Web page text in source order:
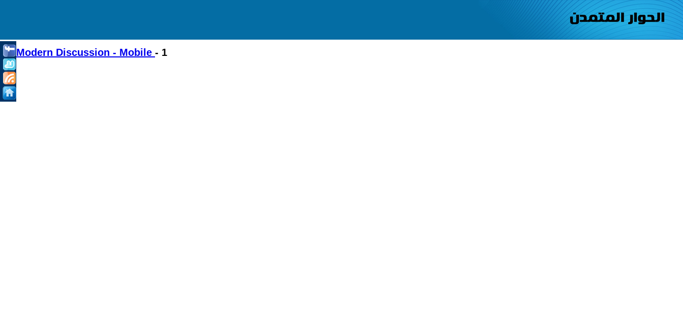
Modern Discussion - Mobile - 1